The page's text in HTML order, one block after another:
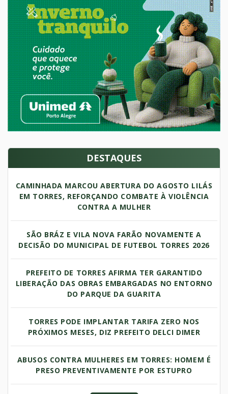
DESTAQUES
CAMINHADA MARCOU ABERTURA DO AGOSTO LILÁS
EM TORRES, REFORÇANDO COMBATE À VIOLÊNCIA
CONTRA A MULHER
SÃO BRÁZ E VILA NOVA FARÃO NOVAMENTE A
DECISÃO DO MUNICIPAL DE FUTEBOL TORRES 2026
PREFEITO DE TORRES AFIRMA TER GARANTIDO
LIBERAÇÃO DAS OBRAS EMBARGADAS NO ENTORNO
DO PARQUE DA GUARITA
TORRES PODE IMPLANTAR TARIFA ZERO NOS
PRÓXIMOS MESES, DIZ PREFEITO DELCI DIMER
ABUSOS CONTRA MULHERES EM TORRES: HOMEM É
PRESO PREVENTIVAMENTE POR ESTUPRO